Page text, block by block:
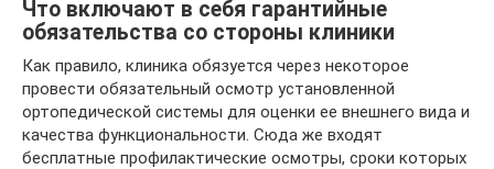
Что включают в себя гарантийные
обязательства со стороны клиники
Как правило, клиника обязуется через некоторое
провести обязательный осмотр установленной
ортопедической системы для оценки ее внешнего вида и
качества функциональности. Сюда же входят
бесплатные профилактические осмотры, сроки которых